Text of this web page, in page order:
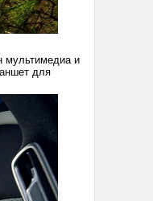
мультимедиа и
для